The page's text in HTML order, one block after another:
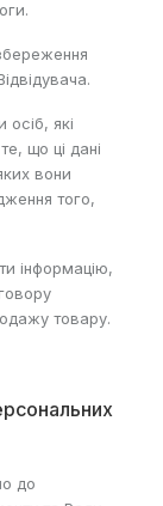
осіб, які
що ці дані
вони
того,
інформацію,
товару.
до